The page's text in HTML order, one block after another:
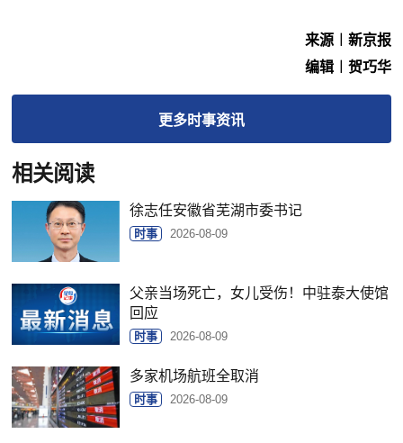
来源︱新京报
编辑︱贺巧华
更多时事资讯
相关阅读
徐志任安徽省芜湖市委书记
时事 2026-08-09
父亲当场死亡，女儿受伤！中驻泰大使馆
回应
时事 2026-08-09
多家机场航班全取消
时事 2026-08-09